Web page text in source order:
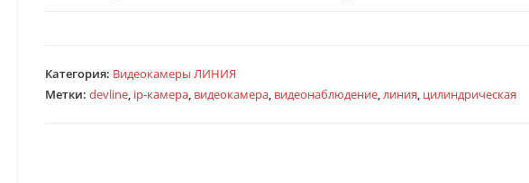
Категория: Видеокамеры ЛИНИЯ
Метки: devline, ip-камера, видеокамера, видеонаблюдение,линия, цилиндрическая